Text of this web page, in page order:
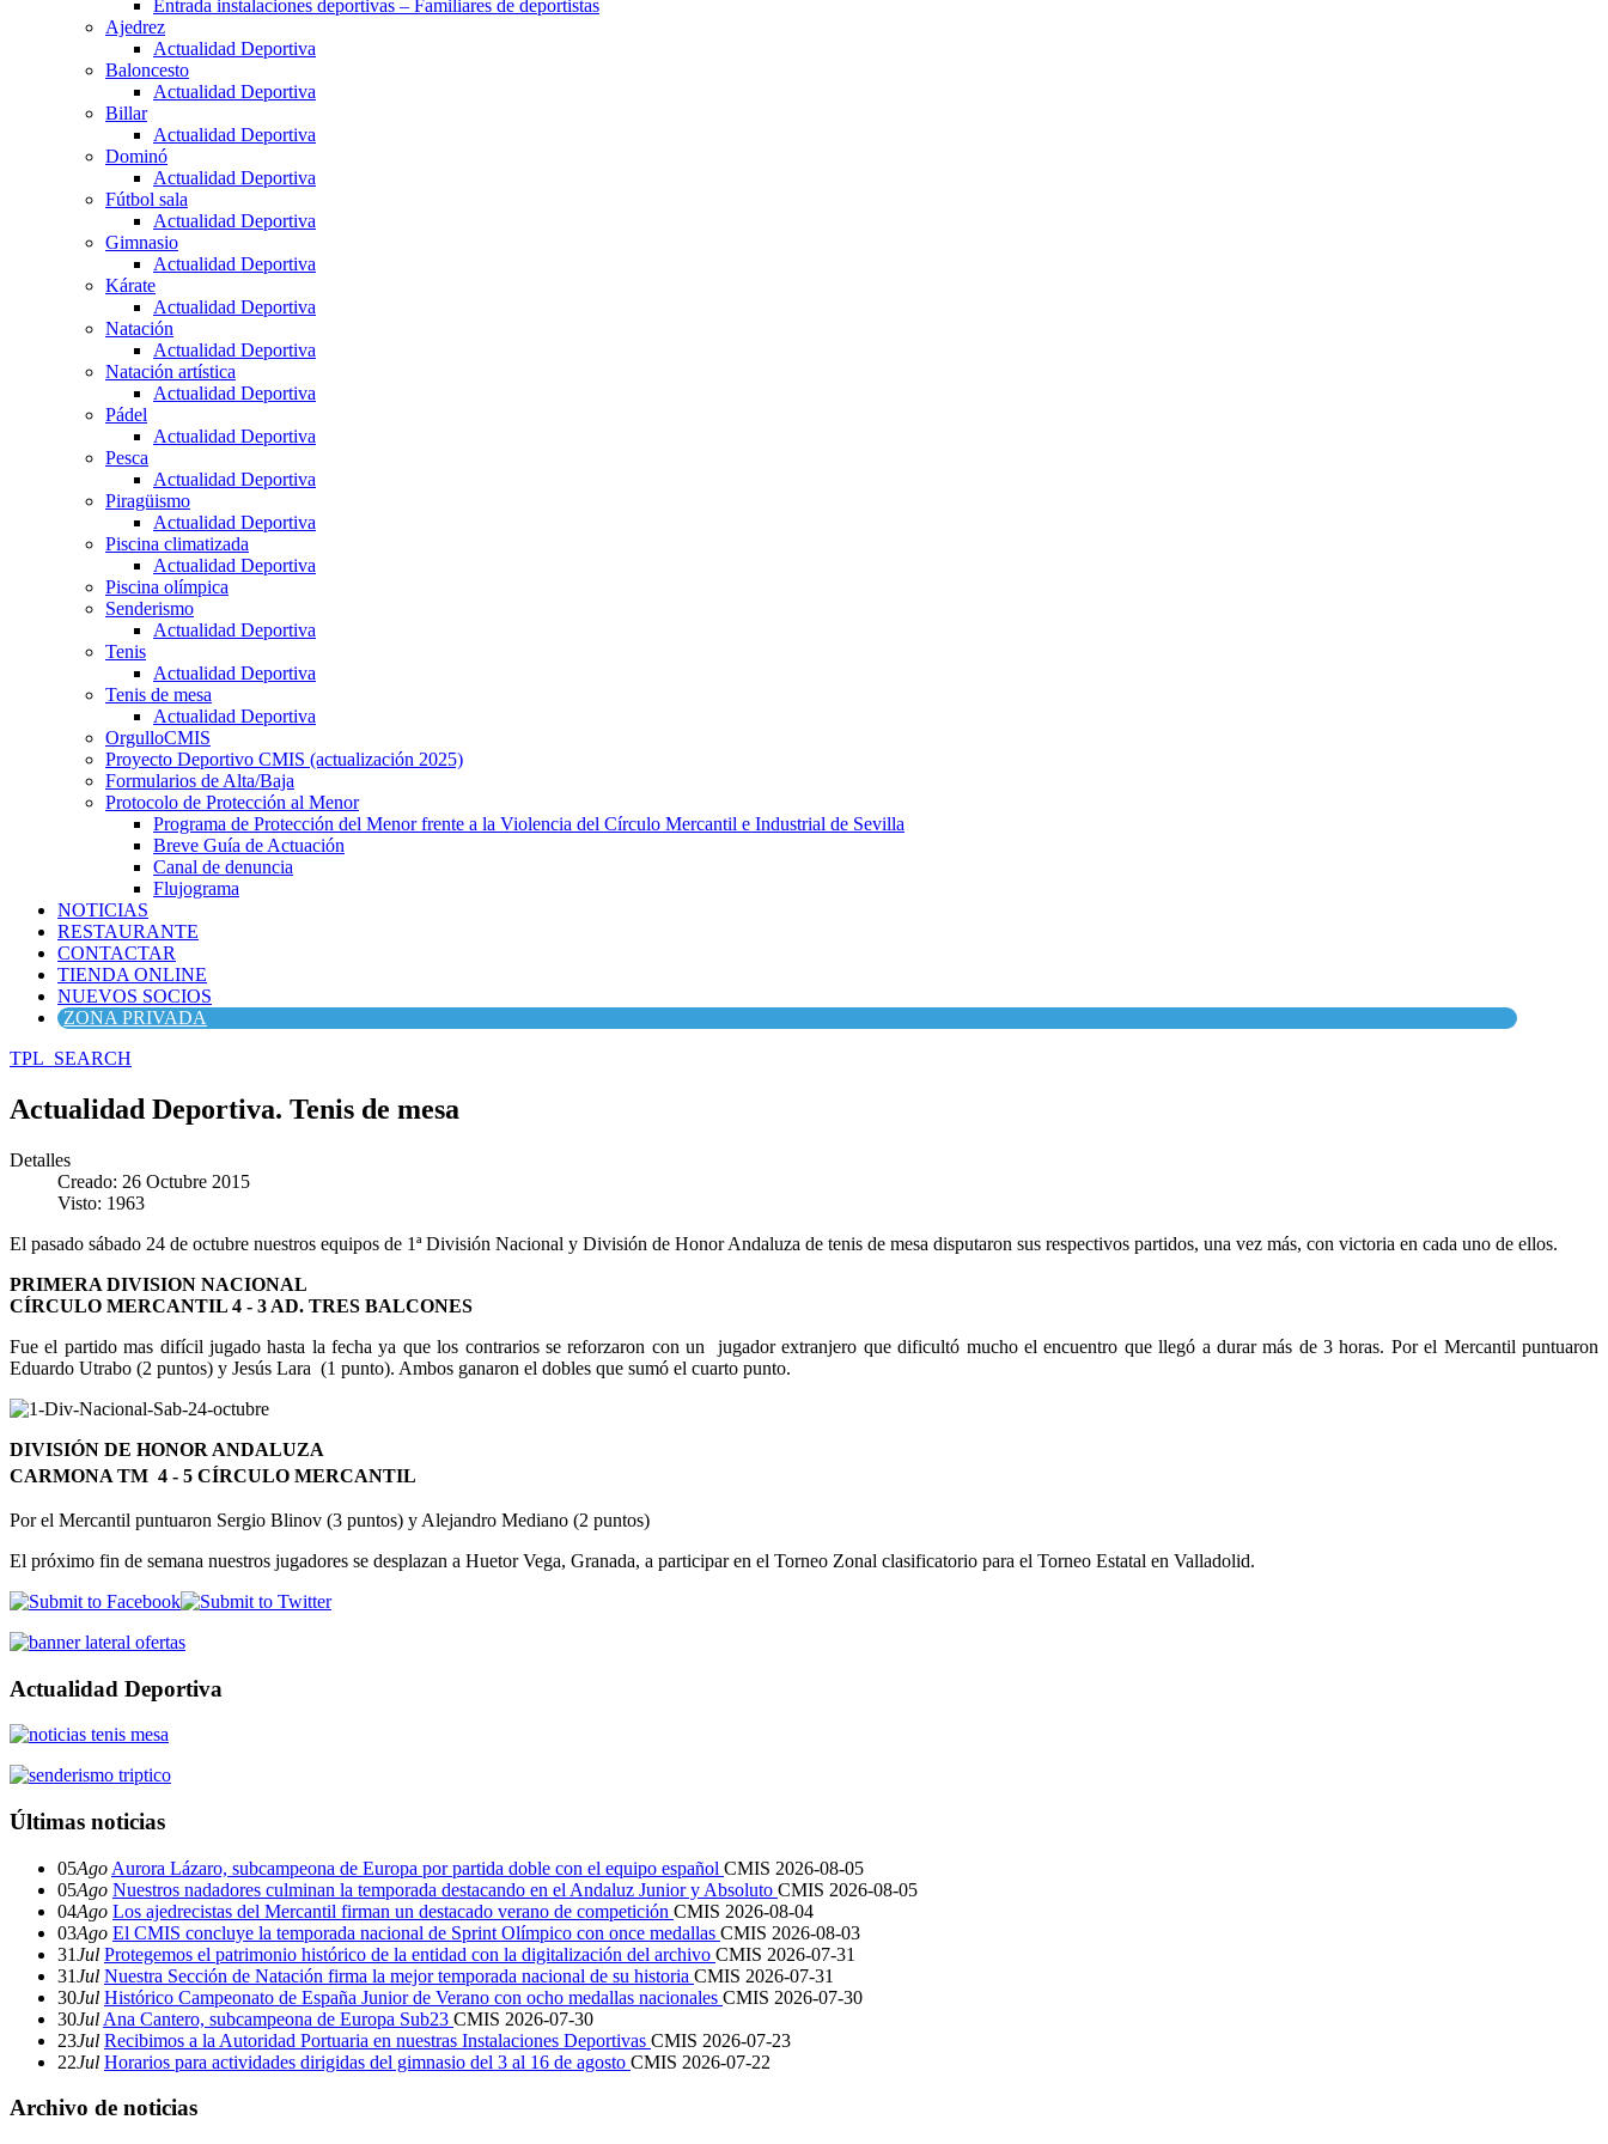
Entrada instalaciones deportivas – Familiares de deportistas
Ajedrez
Actualidad Deportiva
Baloncesto
Actualidad Deportiva
Billar
Actualidad Deportiva
Dominó
Actualidad Deportiva
Fútbol sala
Actualidad Deportiva
Gimnasio
Actualidad Deportiva
Kárate
Actualidad Deportiva
Natación
Actualidad Deportiva
Natación artística
Actualidad Deportiva
Pádel
Actualidad Deportiva
Pesca
Actualidad Deportiva
Piragüismo
Actualidad Deportiva
Piscina climatizada
Actualidad Deportiva
Piscina olímpica
Senderismo
Actualidad Deportiva
Tenis
Actualidad Deportiva
Tenis de mesa
Actualidad Deportiva
OrgulloCMIS
Proyecto Deportivo CMIS (actualización 2025)
Formularios de Alta/Baja
Protocolo de Protección al Menor
Programa de Protección del Menor frente a la Violencia del Círculo Mercantil e Industrial de Sevilla
Breve Guía de Actuación
Canal de denuncia
Flujograma
NOTICIAS
RESTAURANTE
CONTACTAR
TIENDA ONLINE
NUEVOS SOCIOS
ZONA PRIVADA
TPL_SEARCH
Actualidad Deportiva. Tenis de mesa
Detalles
Creado: 26 Octubre 2015
Visto: 1963
El pasado sábado 24 de octubre nuestros equipos de 1ª División Nacional y División de Honor Andaluza de tenis de mesa disputaron sus respectivos partidos, una vez más, con victoria en cada uno de ellos.
PRIMERA DIVISION NACIONAL
CÍRCULO MERCANTIL 4 - 3 AD. TRES BALCONES
Fue el partido mas difícil jugado hasta la fecha ya que los contrarios se reforzaron con un jugador extranjero que dificultó mucho el encuentro que llegó a durar más de 3 horas. Por el Mercantil puntuaron
Eduardo Utrabo (2 puntos) y Jesús Lara (1 punto). Ambos ganaron el dobles que sumó el cuarto punto.
DIVISIÓN DE HONOR ANDALUZA
CARMONA TM 4 - 5 CÍRCULO MERCANTIL
Por el Mercantil puntuaron Sergio Blinov (3 puntos) y Alejandro Mediano (2 puntos)
El próximo fin de semana nuestros jugadores se desplazan a Huetor Vega, Granada, a participar en el Torneo Zonal clasificatorio para el Torneo Estatal en Valladolid.
Actualidad Deportiva
Últimas noticias
05Ago Aurora Lázaro, subcampeona de Europa por partida doble con el equipo español CMIS 2026-08-05
05Ago Nuestros nadadores culminan la temporada destacando en el Andaluz Junior y Absoluto CMIS 2026-08-05
04Ago Los ajedrecistas del Mercantil firman un destacado verano de competición CMIS 2026-08-04
03Ago El CMIS concluye la temporada nacional de Sprint Olímpico con once medallas CMIS 2026-08-03
31Jul Protegemos el patrimonio histórico de la entidad con la digitalización del archivo CMIS 2026-07-31
31Jul Nuestra Sección de Natación firma la mejor temporada nacional de su historia CMIS 2026-07-31
30Jul Histórico Campeonato de España Junior de Verano con ocho medallas nacionales CMIS 2026-07-30
30Jul Ana Cantero, subcampeona de Europa Sub23 CMIS 2026-07-30
23Jul Recibimos a la Autoridad Portuaria en nuestras Instalaciones Deportivas CMIS 2026-07-23
22Jul Horarios para actividades dirigidas del gimnasio del 3 al 16 de agosto CMIS 2026-07-22
Archivo de noticias